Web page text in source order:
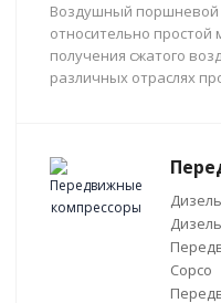
Воздушный поршневой
относительно
получения сжатого
различных отраслях
Copco